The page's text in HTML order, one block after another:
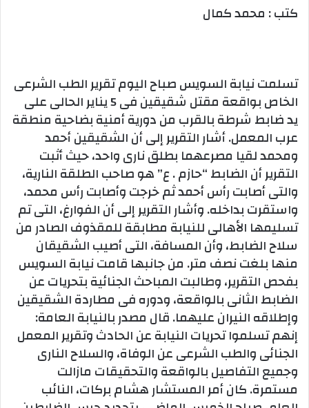
كتب : محمد كمال
تسلمت نيابة السويس صباح اليوم تقرير الطب الشرعى
الخاص بواقعة مقتل شقيقين فى 5 يناير الحالى على
يد ضابط شرطة بالقرب من دورية أمنية بضاحية منطقة
عرب المعمل. أشار التقرير إلى أن الشقيقين أحمد
ومحمد لقيا مصرعهما بطلق نارى واحد، حيث أثبت
التقرير أن الضابط “حازم . ع” هو صاحب الطلقة النارية،
والتى أصابت رأس أحمد ثم خرجت وأصابت رأس محمد،
واستقرت بداخله. وأشار التقرير إلى أن الفوارغ، التى تم
تسليمها الأهالى للنيابة مطابقة للمقذوف الصادر من
سلاح الضابط، وأن المسافة، التى أصيب الشقيقان
منها بلغت نصف متر. من جانبها قامت نيابة السويس
بفحص التقرير، وطالبت المباحث الجنائية بتحريات عن
الضابط الثانى بالواقعة، ودوره فى مطاردة الشقيقين
وإطلاقه النيران عليهما. قال مصدر بالنيابة العامة:
إنهم تسلموا تحريات النيابة عن الحادث وتقرير المعمل
الجنائى والطب الشرعى عن الوفاة، والسلاح النارى
وجميع التفاصيل بالواقعة والتحقيقات مازالت
مستمرة. كان أمر المستشار هشام بركات، النائب